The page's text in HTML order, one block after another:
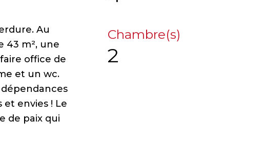
Au
43 m², une
office de
et un wc.
envies ! Le
de paix qui
Chambre(s)
2